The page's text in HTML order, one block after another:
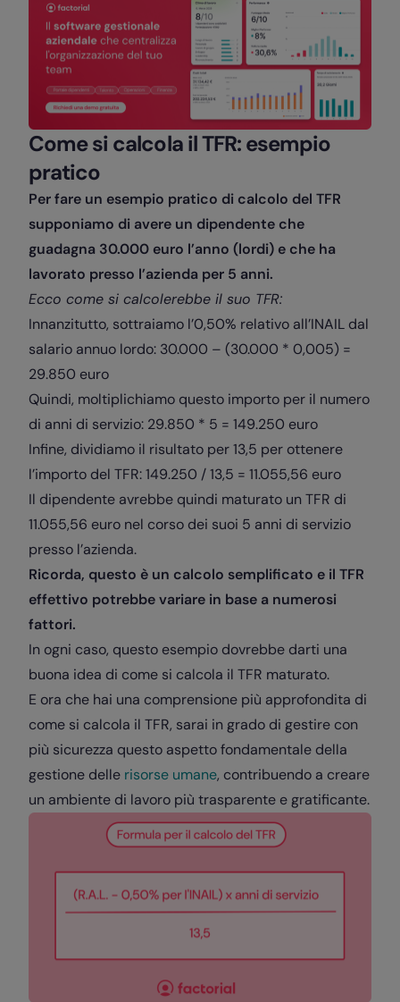
Come si calcola il TFR: esempio
pratico
Per fare un esempio pratico di calcolo del TFR
supponiamo di avere un dipendente che
guadagna 30.000 euro l’anno (lordi) e che ha
lavorato presso l’azienda per 5 anni.
Ecco come si calcolerebbe il suo TFR:
Innanzitutto, sottraiamo l’0,50% relativo all’INAIL dal
salario annuo lordo: 30.000 – (30.000 * 0,005) =
29.850 euro
Quindi, moltiplichiamo questo importo per il numero
di anni di servizio: 29.850 * 5 = 149.250 euro
Infine, dividiamo il risultato per 13,5 per ottenere
l’importo del TFR: 149.250 / 13,5 = 11.055,56 euro
Il dipendente avrebbe quindi maturato un TFR di
11.055,56 euro nel corso dei suoi 5 anni di servizio
presso l’azienda.
Ricorda, questo è un calcolo semplificato e il TFR
effettivo potrebbe variare in base a numerosi
fattori.
In ogni caso, questo esempio dovrebbe darti una
buona idea di come si calcola il TFR maturato.
E ora che hai una comprensione più approfondita di
come si calcola il TFR, sarai in grado di gestire con
più sicurezza questo aspetto fondamentale della
gestione delle risorse umane, contribuendo a creare
un ambiente di lavoro più trasparente e gratificante.